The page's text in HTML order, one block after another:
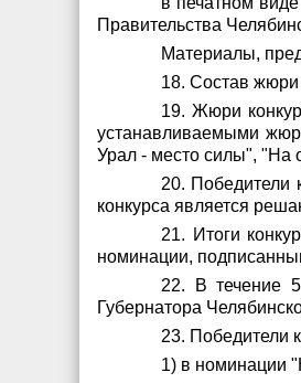
Правительства
Материалы,
18. Состав жюри
19. Жюри
устанавливаемыми
Урал - место силы", "На
20. Победители
конкурса является
21. Итоги
номинации,
22. В течение 5
Губернатора
23. Победители
1) в номинации